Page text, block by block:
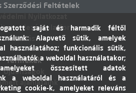
Szerződési Feltételek
platform
Elállás
Termékek
Újdonságok
ajánlataink
saját és harmadik féltől
Alapvető sütik, amelyek
használatához; funkcionális sütik,
a weboldal használatakor;
összesített adatok
a weboldal használatáról és a
cookie-k, amelyeket releváns